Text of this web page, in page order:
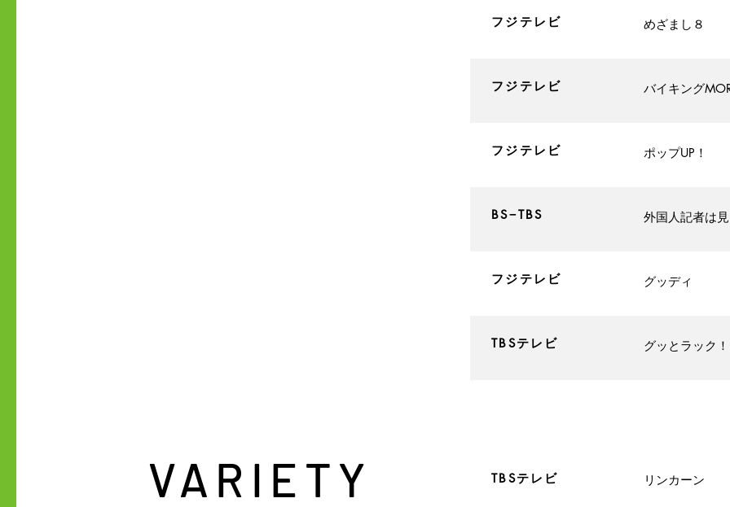
​フジテレビ ​めざまし８
​フジテレビ バイキング
​フジテレビ ​ポップUP！
​BS−TBS 外国人記者は
​フジテレビ ​グッディ
​TBSテレビ ​グッとラック！
​VARIETY ​TBSテレビ ​リンカーン